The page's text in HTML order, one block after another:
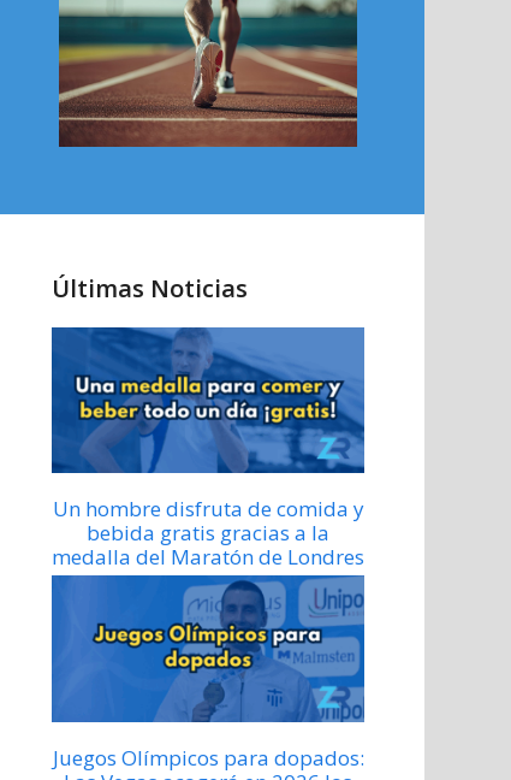
Últimas Noticias
Un hombre disfruta de comida y
bebida gratis gracias a la
medalla del Maratón de Londres
Juegos Olímpicos para dopados: